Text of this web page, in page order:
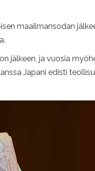
maailmansodan
jälkeen, ja vuosia
Japani edisti